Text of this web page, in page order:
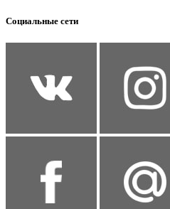
Социальные сети